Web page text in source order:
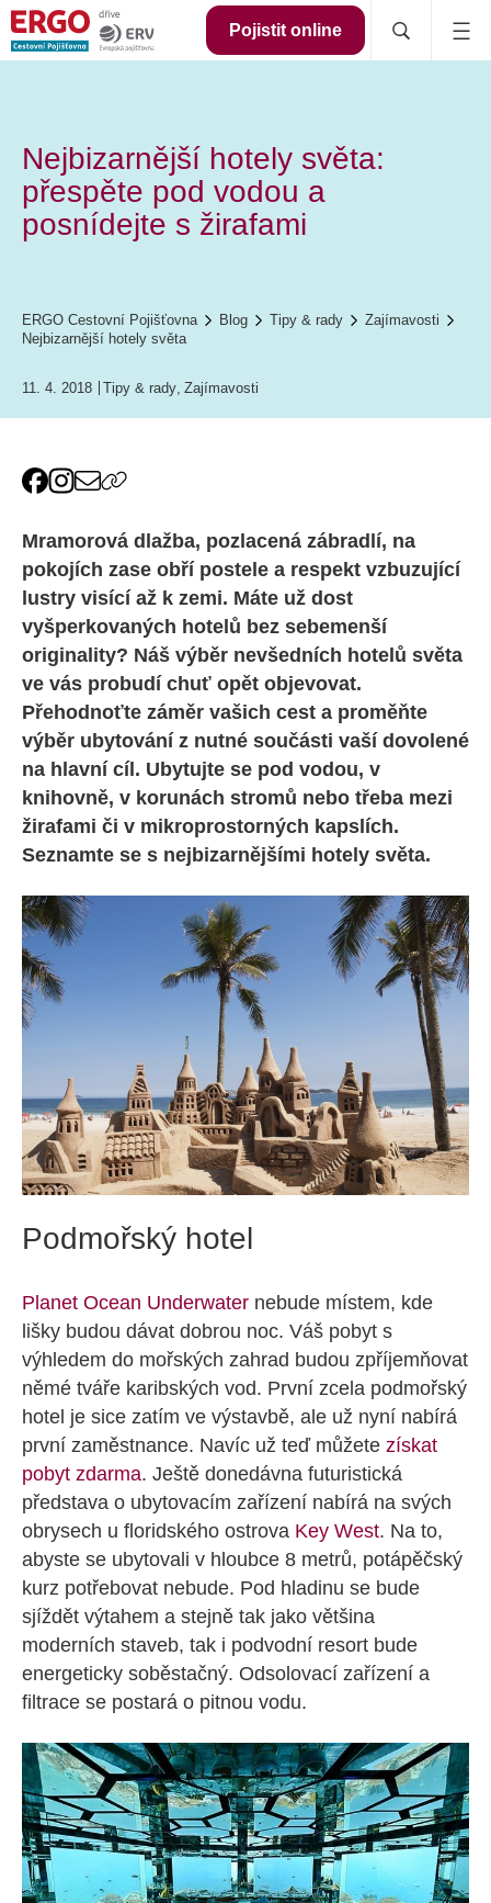
Pojistit online
Nejbizarnější hotely světa:
přespěte pod vodou a
posnídejte s žirafami
ERGO Cestovní Pojišťovna Blog Tipy & rady
Zajímavosti
Nejbizarnější hotely světa
11. 4. 2018 Tipy & rady, Zajímavosti
Mramorová dlažba, pozlacená zábradlí, na
pokojích zase obří postele a respekt vzbuzující
lustry visící až k zemi. Máte už dost
vyšperkovaných hotelů bez sebemenší
originality? Náš výběr nevšedních hotelů světa
ve vás probudí chuť opět objevovat.
Přehodnoťte záměr vašich cest a proměňte
výběr ubytování z nutné součásti vaší dovolené
na hlavní cíl. Ubytujte se pod vodou, v
knihovně, v korunách stromů nebo třeba mezi
žirafami či v mikroprostorných kapslích.
Seznamte se s nejbizarnějšími hotely světa.
Podmořský hotel
Planet Ocean Underwater nebude místem, kde
lišky budou dávat dobrou noc. Váš pobyt s
výhledem do mořských zahrad budou zpříjemňovat
němé tváře karibských vod. První zcela podmořský
hotel je sice zatím ve výstavbě, ale už nyní nabírá
první zaměstnance. Navíc už teď můžete získat
pobyt zdarma. Ještě donedávna futuristická
představa o ubytovacím zařízení nabírá na svých
obrysech u floridského ostrova Key West. Na to,
abyste se ubytovali v hloubce 8 metrů, potápěčský
kurz potřebovat nebude. Pod hladinu se bude
sjíždět výtahem a stejně tak jako většina
moderních staveb, tak i podvodní resort bude
energeticky soběstačný. Odsolovací zařízení a
filtrace se postará o pitnou vodu.